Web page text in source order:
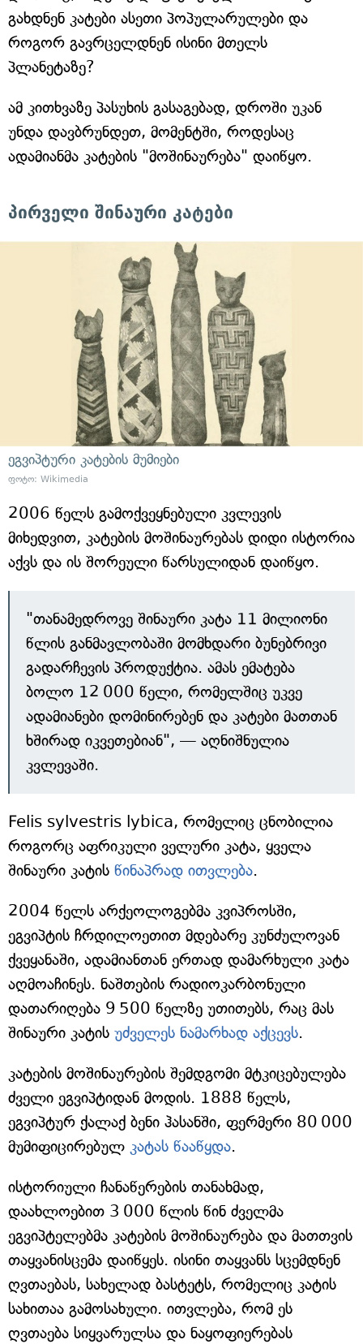
გახდნენ კატები ასეთი პოპულარულები და
როგორ გავრცელდნენ ისინი მთელს
პლანეტაზე?
ამ კითხვაზე პასუხის გასაგებად, დროში უკან
უნდა დავბრუნდეთ, მომენტში, როდესაც
ადამიანმა კატების "მოშინაურება" დაიწყო.
პირველი შინაური კატები
ეგვიპტური კატების მუმიები
ფოტო: Wikimedia
2006 წელს გამოქვეყნებული კვლევის
მიხედვით, კატების მოშინაურებას დიდი ისტორია
აქვს და ის შორეული წარსულიდან დაიწყო.
"თანამედროვე შინაური კატა 11 მილიონი
წლის განმავლობაში მომხდარი ბუნებრივი
გადარჩევის პროდუქტია. ამას ემატება
ბოლო 12 000 წელი, რომელშიც უკვე
ადამიანები დომინირებენ და კატები მათთან
ხშირად იკვეთებიან", — აღნიშნულია
კვლევაში.
Felis sylvestris lybica, რომელიც ცნობილია
როგორც აფრიკული ველური კატა, ყველა
შინაური კატის წინაპრად ითვლება.
2004 წელს არქეოლოგებმა კვიპროსში,
ეგვიპტის ჩრდილოეთით მდებარე კუნძულოვან
ქვეყანაში, ადამიანთან ერთად დამარხული კატა
აღმოაჩინეს. ნაშთების რადიოკარბონული
დათარიღება 9 500 წელზე უთითებს, რაც მას
შინაური კატის უძველეს ნამარხად აქცევს.
კატების მოშინაურების შემდგომი მტკიცებულება
ძველი ეგვიპტიდან მოდის. 1888 წელს,
ეგვიპტურ ქალაქ ბენი ჰასანში, ფერმერი 80 000
მუმიფიცირებულ კატას წააწყდა.
ისტორიული ჩანაწერების თანახმად,
დაახლოებით 3 000 წლის წინ ძველმა
ეგვიპტელებმა კატების მოშინაურება და მათთვის
თაყვანისცემა დაიწყეს. ისინი თაყვანს სცემდნენ
ღვთაებას, სახელად ბასტეტს, რომელიც კატის
სახითაა გამოსახული. ითვლება, რომ ეს
ღვთაება სიყვარულსა და ნაყოფიერებას